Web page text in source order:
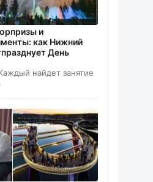
и
как Нижний
День
найдет занятие